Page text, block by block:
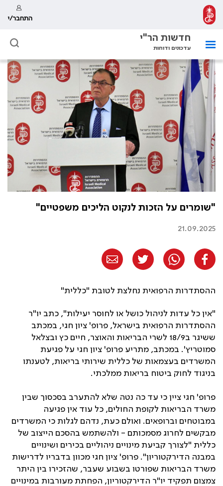
התחבר/י
חדשות הר"י
עדכונים ודוחות
"שומרים על הזכות לנקוט הליכים משפטיים"
ההסתדרות הרפואית נחלצת לטובת "כללית"
21.09.2025
"אין כל עדות לניהול כושל או לחוסר יעילות", כתב יו"ר
ההסתדרות הרפואית בישראל, פרופ' ציון חגי, במכתב
ששיגר ב18/9 לשרי הבריאות והאוצר, חיים כץ ובצלאל
סמוטריץ'. במכתב, מתריע פרופ' ציון חגי על פגיעת
המשרדים בעצמאות של כללית שירותי בריאות, לטענתו
בניגוד לחוק ביטוח בריאות ממלכתי.
פרופ' חגי ציין כי עד כה נטה שלא להתערב בסכסוך שבין
משרד הבריאות לקופת החולים, כל עוד אין פגיעה
במבוטחים וברופאים. ואולם כעת, נדהם לגלות כי המשרדים
מבקשים לחרוג מסמכותם - ולהשתמש בהסכם הייצוב של
כללית "לצורך קביעת מינויים ניהוליים בכירים ושינויים
במבנה הדירקטוריון". פרופ' ציון חגי מכוון בדבריו לדרישות
משרד הבריאות שפורטו בשבוע שעבר, שהזכירו בין היתר
צמצום תפקיד יו"ר הדירקטוריון, הפחתת מעורבות במינויים